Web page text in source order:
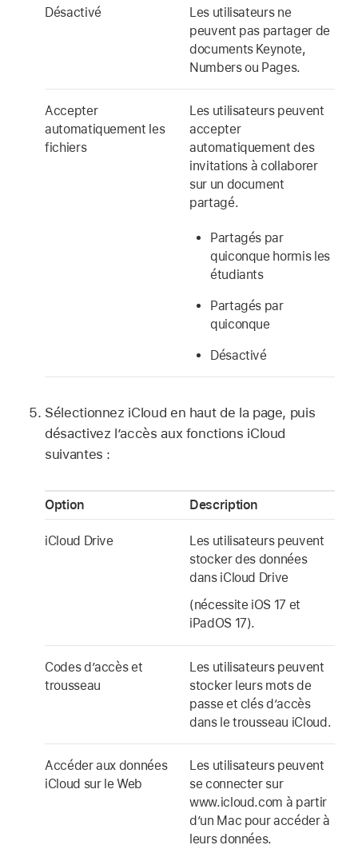
Désactivé
Les utilisateurs ne
peuvent pas partager de
documents Keynote,
Numbers ou Pages.
Accepter
automatiquement les
fichiers
Les utilisateurs peuvent
accepter
automatiquement des
invitations à collaborer
sur un document
partagé.
Partagés par
quiconque hormis les
étudiants
Partagés par
quiconque
Désactivé
Sélectionnez iCloud en haut de la page, puis
désactivez l’accès aux fonctions iCloud
suivantes :
Option Description
iCloud Drive
Les utilisateurs peuvent
stocker des données
dans iCloud Drive
(nécessite iOS 17 et
iPadOS 17).
Codes d’accès et
trousseau
Les utilisateurs peuvent
stocker leurs mots de
passe et clés d’accès
dans letrousseau iCloud.
Accéder aux données
iCloud sur le Web
Les utilisateurs peuvent
se connecter sur
www.icloud.com à partir
d’un Mac pour accéder à
leurs données.